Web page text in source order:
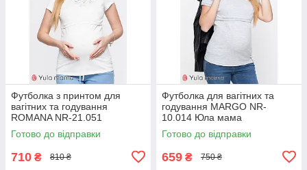
Футболка з принтом для
вагітних та годування
ROMANA NR-21.051
Готово до відправки
710 ₴ 810 ₴
Футболка для вагітних та
годування MARGO NR-
10.014 Юла мама
Готово до відправки
659 ₴ 750 ₴